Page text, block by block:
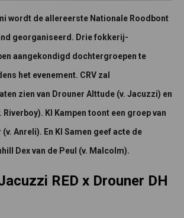
wordt de allereerste Nationale Roodbont
georganiseerd. Drie fokkerij-
aangekondigd dochtergroepen te
het evenement. CRV zal
zien van Drouner Alttude (v. Jacuzzi) en
Riverboy). KI Kampen toont een groep van
Anreli). En KI Samen geef acte de
Dex van de Peul (v. Malcolm).
RED x Drouner DH